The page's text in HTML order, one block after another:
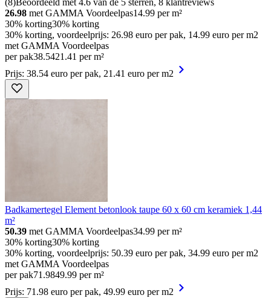
(8)Beoordeeld met 4.6 van de 5 sterren, 8 klantreviews
26.98 met GAMMA Voordeelpas14.99 per m²
30% korting30% korting
30% korting, voordeelprijs: 26.98 euro per pak, 14.99 euro per m2
met GAMMA Voordeelpas
per pak38.5421.41 per m²
Prijs: 38.54 euro per pak, 21.41 euro per m2
Badkamertegel Element betonlook taupe 60 x 60 cm keramiek 1,44
m²
50.39 met GAMMA Voordeelpas34.99 per m²
30% korting30% korting
30% korting, voordeelprijs: 50.39 euro per pak, 34.99 euro per m2
met GAMMA Voordeelpas
per pak71 .9849.99 per m²
Prijs: 71.98 euro per pak, 49.99 euro per m2